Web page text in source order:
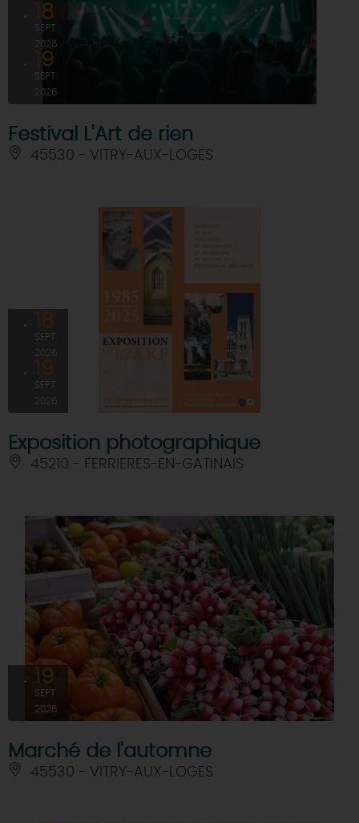
18
SEPT
2026
19
SEPT
2026
Festival L'Art de rien
45530 - VITRY-AUX-LOGES
18
SEPT
2026
19
SEPT
2026
Exposition photographique
45210 - FERRIERES-EN-GATINAIS
19
SEPT
2026
Marché de l'automne
45530 - VITRY-AUX-LOGES